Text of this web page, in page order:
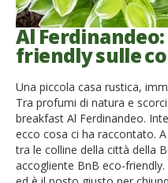
Al Ferdinandeo:
friendly sulle
Una piccola casa rustica,
Tra profumi di natura e
breakfast Al Ferdinandeo.
ecco cosa ci ha raccontato.
tra le colline della città della
accogliente BnB eco-